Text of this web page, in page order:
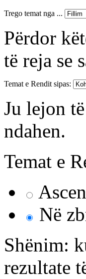
Trego temat nga ...
Përdor
të reja se
Temat e Rendit sipas:
Ju lejon
ndahen.
Temat e
Në
Shënim:
rezultate